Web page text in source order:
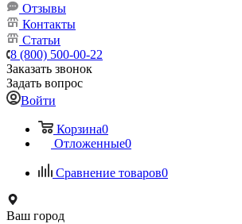
Отзывы
Контакты
Статьи
8 (800) 500-00-22
Заказать звонок
Задать вопрос
Войти
Корзина0
Отложенные0
Сравнение товаров0
Ваш город